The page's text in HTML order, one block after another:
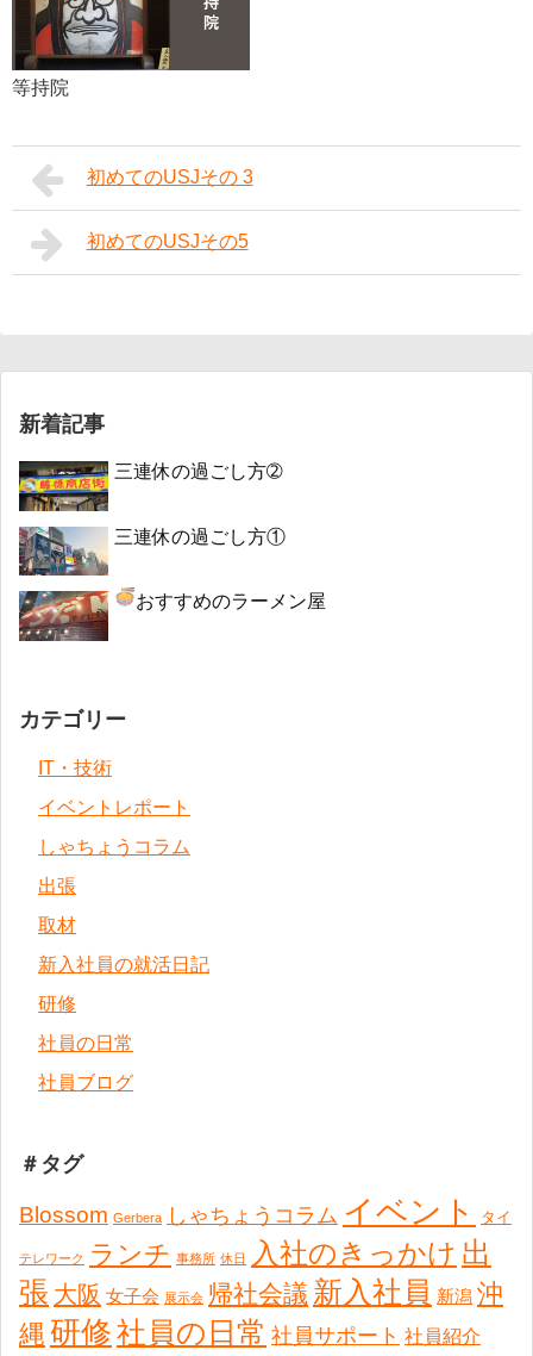
等持院
初めてのUSJその 3
初めてのUSJその5
新着記事
三連休の過ごし方➁
三連休の過ごし方①
おすすめのラーメン屋
カテゴリー
IT・技術
イベントレポート
しゃちょうコラム
出張
取材
新入社員の就活日記
研修
社員の日常
社員ブログ
＃タグ
Blossom Gerbera しゃちょうコラム イベント タイ
テレワーク ランチ 事務所 休日 入社のきっかけ 出
張 大阪 女子会 展示会 帰社会議 新入社員 新潟 沖
縄 研修社員の日常 社員サポート 社員紹介